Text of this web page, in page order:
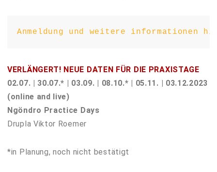
Anmeldung und weitere informationen
VERLÄNGERT! NEUE DATEN FÜR DIE PRAXISTAGE
02.07. | 30.07.* | 03.09. | 08.10.* | 05.11. | 03.12.2023
(online and live)
Ngöndro Practice Days
Drupla Viktor Roemer
*in Planung, noch nicht bestätigt